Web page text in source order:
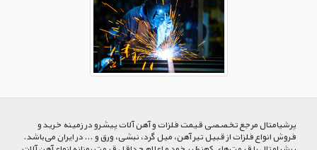
پرشیا‌متال مرجع تخصصی قیمت فلزات و آهن آلات پیشرو در زمینه خرید و
فروش انواع فلزات از قبیل تیر آهن، میل گرد، نبشی، ورق و ... در ایران می‌باشد.